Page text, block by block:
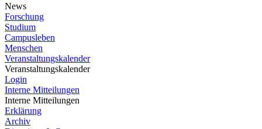
News
Forschung
Studium
Campusleben
Menschen
Veranstaltungskalender
Veranstaltungskalender
Login
Interne Mitteilungen
Interne Mitteilungen
Erklärung
Archiv